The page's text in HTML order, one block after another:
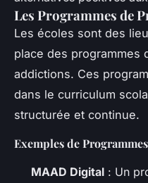
Les Programmes de
Les écoles sont des
place des programmes
addictions. Ces
dans le curriculum
structurée et continue.
Exemples de
MAAD Digital : Un